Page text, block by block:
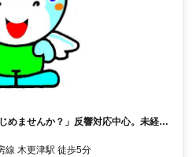
めませんか？」反響対応中心。未経験
内房線 木更津駅 徒歩5分